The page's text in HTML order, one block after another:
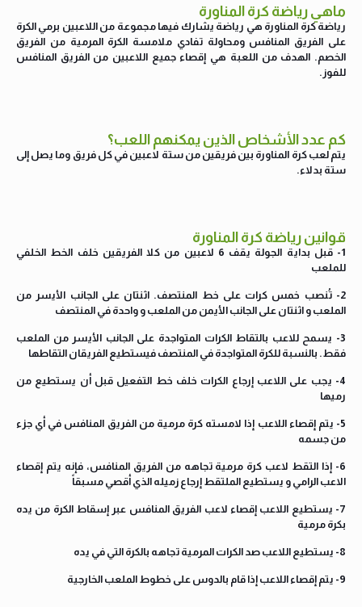
ماهي رياضة كرة المناورة
رياضة كرة المناورة هي رياضة يشارك فيها مجموعة من اللاعبين برمي الكرة
على الفريق المنافس ومحاولة تفادي ملامسة الكرة المرمية من الفريق
الخصم. الهدف من اللعبة هي إقصاء جميع اللاعبين من الفريق المنافس
للفوز.
كم عدد الأشخاص الذين يمكنهم اللعب؟
يتم لعب كرة المناورة بين فريقين من ستة لاعبين في كل فريق وما يصل إلى
ستة بدلاء.
قوانين رياضة كرة المناورة
1- قبل بداية الجولة يقف 6 لاعبين من كلا الفريقين خلف الخط الخلفي
للملعب
2- تُنصب خمس كرات على خط المنتصف. اثنتان على الجانب الأيسر من
الملعب و اثنتان على الجانب الأيمن من الملعب و واحدة في المنتصف
3- يسمح للاعب بالتقاط الكرات المتواجدة على الجانب الأيسر من الملعب
فقط. بالنسبة للكرة المتواجدة في المنتصف فيستطيع الفريقان التقاطها
4- يجب على اللاعب إرجاع الكرات خلف خط التفعيل قبل أن يستطيع من
رميها
5- يتم إقصاء اللاعب إذا لامسته كرة مرمية من الفريق المنافس في أي جزء
من جسمه
6- إذا التقط لاعب كرة مرمية تجاهه من الفريق المنافس، فإنه يتم إقصاء
الاعب الرامي و يستطيع الملتقط إرجاع زميله الذي أقصي مسبقاً
7- يستطيع اللاعب إقصاء لاعب الفريق المنافس عبر إسقاط الكرة من يده
بكرة مرمية
8- يستطيع اللاعب صد الكرات المرمية تجاهه بالكرة التي في يده
9- يتم إقصاء اللاعب إذا قام بالدوس على خطوط الملعب الخارجية